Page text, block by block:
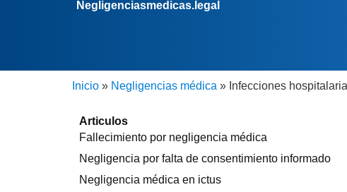
Negligenciasmedicas.legal
Inicio » Negligencias médica » Infecciones
Articulos
Fallecimiento por negligencia médica
Negligencia por falta de consentimiento informado
Negligencia médica en ictus